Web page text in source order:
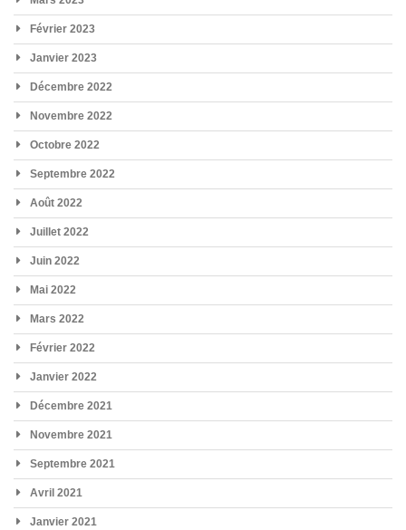
Février 2023
Janvier 2023
Décembre 2022
Novembre 2022
Octobre 2022
Septembre 2022
Août 2022
Juillet 2022
Juin 2022
Mai 2022
Mars 2022
Février 2022
Janvier 2022
Décembre 2021
Novembre 2021
Septembre 2021
Avril 2021
Janvier 2021